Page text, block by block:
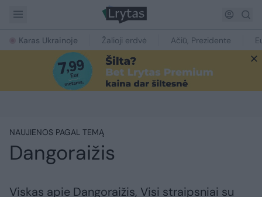
Karas Ukrainoje Žalioji erdvė Ačiū, Prezidente
NAUJIENOS PAGAL TEMĄ
Dangoraižis
Viskas apie Dangoraižis, Visi straipsniai su